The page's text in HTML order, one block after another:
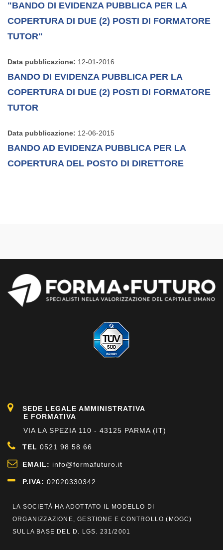
"BANDO DI EVIDENZA PUBBLICA PER LA
COPERTURA DI DUE (2) POSTI DI FORMATORE
TUTOR"
Data pubblicazione: 12-01-2016
BANDO DI EVIDENZA PUBBLICA PER LA
COPERTURA DI DUE (2) POSTI DI FORMATORE
TUTOR
Data pubblicazione: 12-06-2015
BANDO AD EVIDENZA PUBBLICA PER LA
COPERTURA DEL POSTO DI DIRETTORE
SEDE LEGALE AMMINISTRATIVA
E FORMATIVA
VIA LA SPEZIA 110 - 43125 PARMA (IT)
TEL 0521 98 58 66
EMAIL: info@formafuturo.it
P.IVA: 02020330342
LA SOCIETÀ HA ADOTTATO IL MODELLO DI
ORGANIZZAZIONE, GESTIONE E CONTROLLO ( MOGC)
SULLA BASE DEL D. LGS. 231/2001